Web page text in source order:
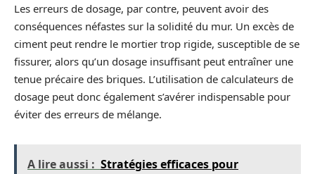
Les erreurs de dosage, par contre, peuvent avoir des
conséquences néfastes sur la solidité du mur. Un excès de
ciment peut rendre le mortier trop rigide, susceptible de se
fissurer, alors qu’un dosage insuffisant peut entraîner une
tenue précaire des briques. L’utilisation de calculateurs de
dosage peut donc également s’avérer indispensable pour
éviter des erreurs de mélange.
A lire aussi : Stratégies efficaces pour